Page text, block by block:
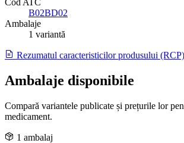
B02BD02
Ambalaje
1 variantă
Rezumatul caracteristicilor produsului (RCP)
Ambalaje disponibile
Compară variantele publicate și prețurile lor
medicament.
1 ambalaj